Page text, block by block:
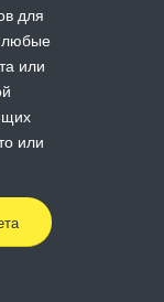
для
любые
или
или